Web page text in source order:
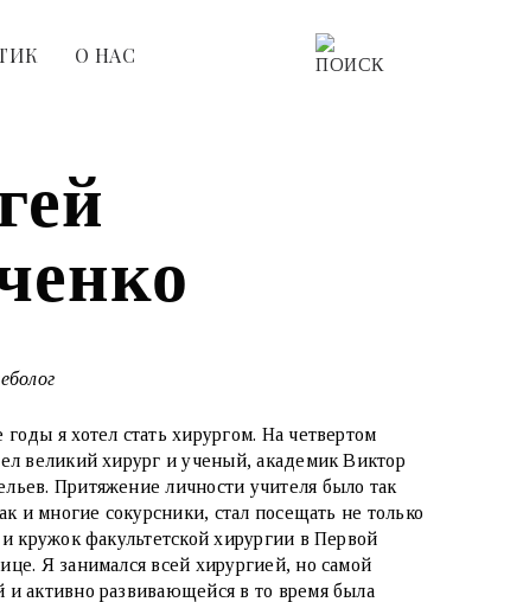
О НАС
годы я хотел стать хирургом. На четвертом
великий хирург и ученый, академик Виктор
Притяжение личности учителя было так
и многие сокурсники, стал посещать не только
и кружок факультетской хирургии в Первой
Я занимался всей хирургией, но самой
и активно развивающейся в то время была